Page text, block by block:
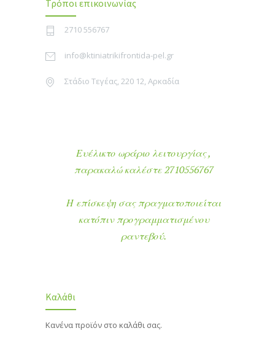
Τρόποι επικοινωνίας
2710 556767
info@ktiniatrikifrontida-pel.gr
Στάδιο Τεγέας, 220 12, Αρκαδία
Ευέλικτο ωράριο λειτουργίας ,
παρακαλώ καλέστε 2710556767
Η επίσκεψη σας πραγματοποιείται
κατόπιν προγραμματισμένου
ραντεβού.
Καλάθι
Κανένα προϊόν στο καλάθι σας.